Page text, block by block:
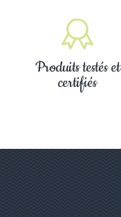
Produits testés et
certifiés